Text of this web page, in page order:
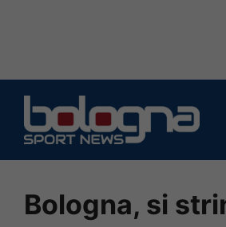
contenuto
Bologna, si